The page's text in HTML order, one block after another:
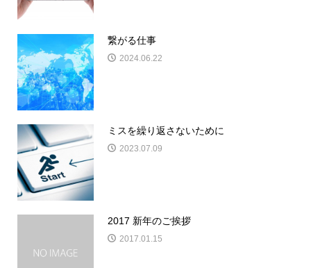
繋がる仕事
2024.06.22
ミスを繰り返さないために
2023.07.09
2017 新年のご挨拶
2017.01.15